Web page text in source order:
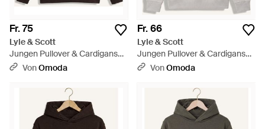
Fr. 75
Lyle & Scott
Jungen Pullover & Cardigans
Heavy Weight Drop Shoulder
VonOmoda
Fr. 66
Lyle & Scott
Jungen Pullover & Cardigans
Brush Back Pullover Hoodie -
VonOmoda